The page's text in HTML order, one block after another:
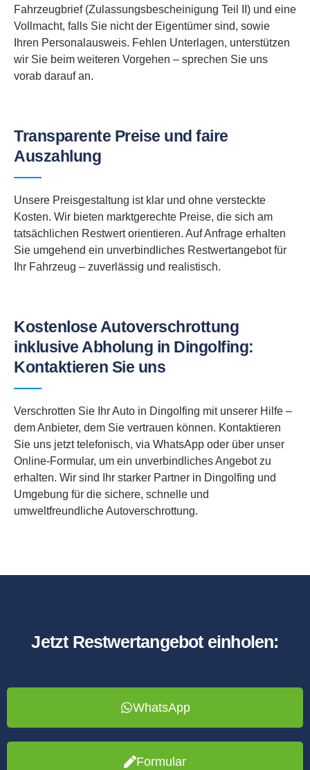
Fahrzeugbrief (Zulassungsbescheinigung Teil II) und eine
Vollmacht, falls Sie nicht der Eigentümer sind, sowie
Ihren Personalausweis. Fehlen Unterlagen, unterstützen
wir Sie beim weiteren Vorgehen – sprechen Sie uns
vorab darauf an.
Transparente Preise und faire
Auszahlung
Unsere Preisgestaltung ist klar und ohne versteckte
Kosten. Wir bieten marktgerechte Preise, die sich am
tatsächlichen Restwert orientieren. Auf Anfrage erhalten
Sie umgehend ein unverbindliches Restwertangebot für
Ihr Fahrzeug – zuverlässig und realistisch.
Kostenlose Autoverschrottung
inklusive Abholung in Dingolfing:
Kontaktieren Sie uns
Verschrotten Sie Ihr Auto in Dingolfing mit unserer Hilfe –
dem Anbieter, dem Sie vertrauen können. Kontaktieren
Sie uns jetzt telefonisch, via WhatsApp oder über unser
Online-Formular, um ein unverbindliches Angebot zu
erhalten. Wir sind Ihr starker Partner in Dingolfing und
Umgebung für die sichere, schnelle und
umweltfreundliche Autoverschrottung.
Jetzt Restwertangebot einholen:
WhatsApp
Formular